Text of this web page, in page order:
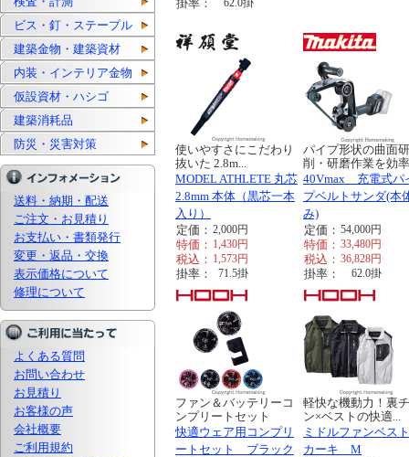
ビス・釘・ステープル
建築金物・建築資材
内装・インテリア金物
仮設資材・ハシゴ
建築消耗品
防災・災害対策
送料・納期・配送
ご注文・お見積り
お支払い・書類発行
変更・返品・交換
表示価格について
修理について
よくある質問
お問い合わせ
お見積り
お客様の声
会社概要
ご利用規約
掛率： 62.0掛
使いやすさにこだわり
抜いた 2.8m...
MODEL ATHLETE 丸芯
2.8mm 本体（黒芯一本
入り）
定価： 2,000円
特価： 1,430円
税込： 1,573円
掛率： 71.5掛
パイプ形状の曲面研
削・研磨作業を効
40Vmax 充電式パ
プベルトサンダ(本
み)
定価： 54,000円
特価： 33,480円
税込： 36,828円
掛率： 62.0掛
ファン＆バッテリーコ
ンプリートセット
快適ウェア用コンプリ
ートセット ブラック
軽快な機動力！裏
ン×ベストの快適...
ミドルファンベ
カーキ M